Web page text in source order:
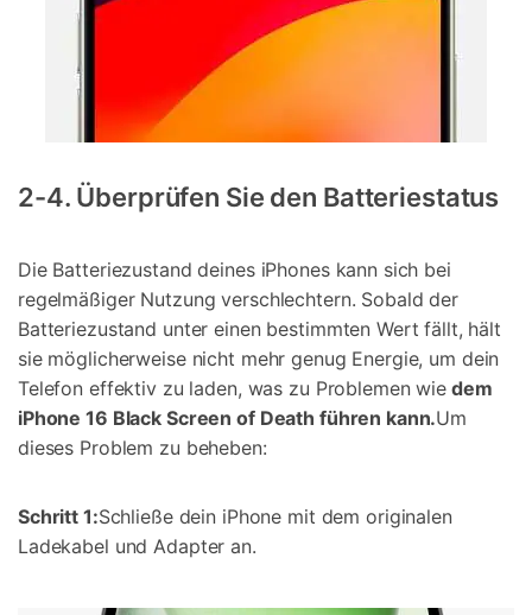
2-4. Überprüfen Sie den Batteriestatus
Die Batteriezustand deines iPhones kann sich bei
regelmäßiger Nutzung verschlechtern. Sobald der
Batteriezustand unter einen bestimmten Wert fällt, hält
sie möglicherweise nicht mehr genug Energie, um dein
Telefon effektiv zu laden, was zu Problemen wiedem
iPhone 16 Black Screen of Death führen kann.Um
dieses Problem zu beheben:
Schritt 1:Schließe dein iPhone mit dem originalen
Ladekabel und Adapter an.